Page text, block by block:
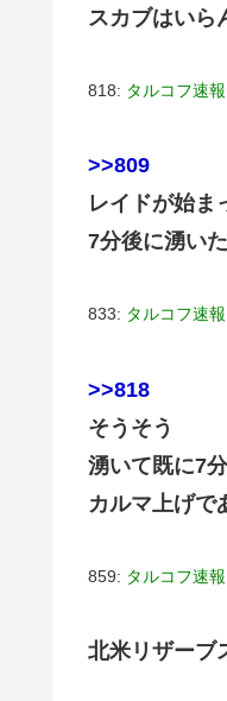
スカブはいら
818: タルコフ速報
>>809
レイドが始ま
7分後に湧い
833: タルコフ速報
>>818
そうそう
湧いて既に7
カルマ上げで
859: タルコフ速報
北米リザーブ